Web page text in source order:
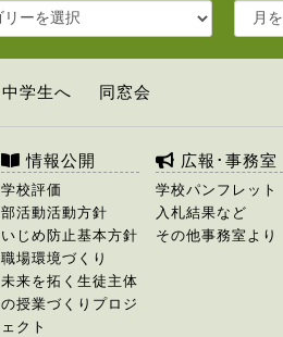
中学生へ 同窓会
情報公開
学校評価
部活動活動方針
いじめ防止基本方針
職場環境づくり
未来を拓く生徒主体
の授業づくりプロジ
ェクト
広報･事務室
学校パンフレット
入札結果など
その他事務室より